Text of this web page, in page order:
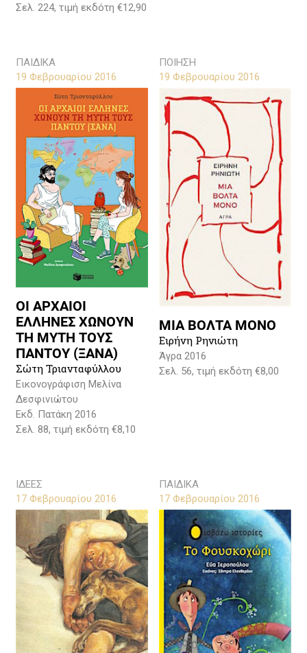
Σελ. 224, τιμή εκδότη €12,90
ΠΑΙΔΙΚΑ
19 Φεβρουαρίου 2016
ΟΙ ΑΡΧΑΙΟΙ
ΕΛΛΗΝΕΣ ΧΩΝΟΥΝ
ΤΗ ΜΥΤΗ ΤΟΥΣ
ΠΑΝΤΟΥ (ΞΑΝΑ)
Σώτη Τριανταφύλλου
Εικονογράφιση Μελίνα
Δεσφινιώτου
Εκδ. Πατάκη 2016
Σελ. 88, τιμή εκδότη €8,10
ΠΟΙΗΣΗ
19 Φεβρουαρίου 2016
ΜΙΑ ΒΟΛΤΑ ΜΟΝΟ
Ειρήνη Ρηνιώτη
Άγρα 2016
Σελ. 56, τιμή εκδότη €8,00
ΙΔΕΕΣ
17 Φεβρουαρίου 2016
ΠΑΙΔΙΚΑ
17 Φεβρουαρίου 2016